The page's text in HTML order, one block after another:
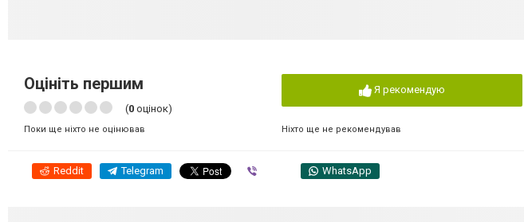
Оцініть першим
(0 оцінок)
Поки ще ніхто не оцінював
Я рекомендую
Ніхто ще не рекомендував
Reddit Telegram WhatsApp